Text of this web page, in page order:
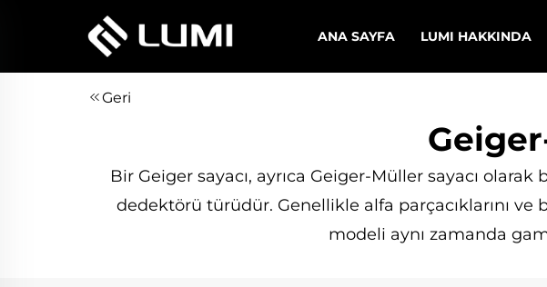
ANA SAYFA LUMI HAKKINDA
Geri
Bir Geiger sayacı, ayrıca Geiger-Müller sayacı
dedektörü türüdür. Genellikle alfa parçacıklarını ve
modeli aynı zamanda